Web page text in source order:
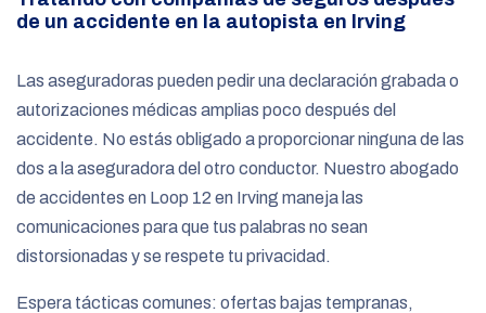
de un accidente en la autopista en Irving
Las aseguradoras pueden pedir una declaración grabada o
autorizaciones médicas amplias poco después del
accidente. No estás obligado a proporcionar ninguna de las
dos a la aseguradora del otro conductor. Nuestro abogado
de accidentes en Loop 12 en Irving maneja las
comunicaciones para que tus palabras no sean
distorsionadas y se respete tu privacidad.
Espera tácticas comunes: ofertas bajas tempranas,